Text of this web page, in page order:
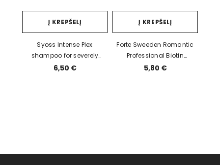
Į KREPŠELĮ
Syoss Intense Plex
shampoo for severely
damaged hair, 440 ml
6,50 €
Į KREPŠELĮ
Forte Sweeden Romantic
Professional Biotin
Shampoo 850ml
5,80 €